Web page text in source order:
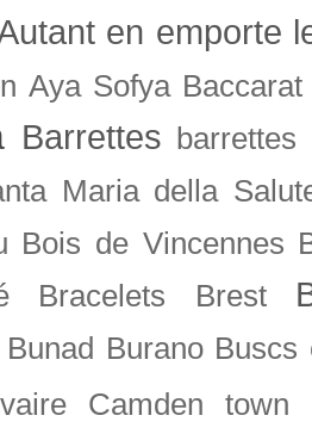
en emporte
Aya Sofya Baccarat
Barrettes barrettes
Maria della
Bois de Vincennes
Bracelets Brest
Bunad Burano Buscs
Camden town